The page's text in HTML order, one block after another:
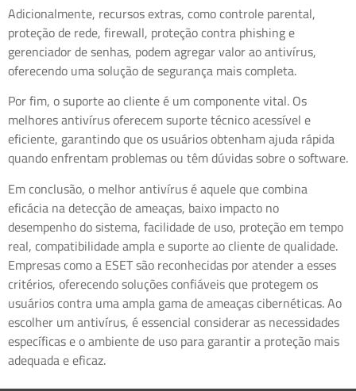
Adicionalmente, recursos extras, como controle parental,
proteção de rede, firewall, proteção contra phishing e
gerenciador de senhas, podem agregar valor ao antivírus,
oferecendo uma solução de segurança mais completa.
Por fim, o suporte ao cliente é um componente vital. Os
melhores antivírus oferecem suporte técnico acessível e
eficiente, garantindo que os usuários obtenham ajuda rápida
quando enfrentam problemas ou têm dúvidas sobre o software.
Em conclusão, o melhor antivírus é aquele que combina
eficácia na detecção de ameaças, baixo impacto no
desempenho do sistema, facilidade de uso, proteção em tempo
real, compatibilidade ampla e suporte ao cliente de qualidade.
Empresas como a ESET são reconhecidas por atender a esses
critérios, oferecendo soluções confiáveis que protegem os
usuários contra uma ampla gama de ameaças cibernéticas. Ao
escolher um antivírus, é essencial considerar as necessidades
específicas e o ambiente de uso para garantir a proteção mais
adequada e eficaz.